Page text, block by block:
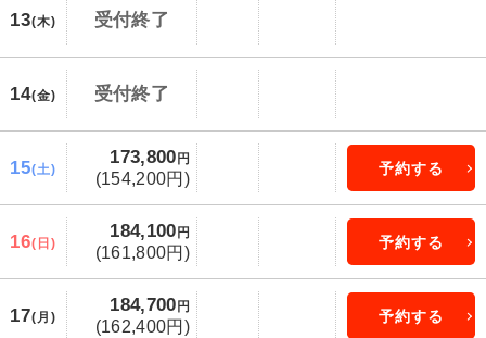
13(木) 受付終了
14(金) 受付終了
15(土)
173,800 円
(154,200円)
予約する
16(日)
184,100 円
(161,800円)
予約する
17(月)
184,700 円
(162,400円)
予約する